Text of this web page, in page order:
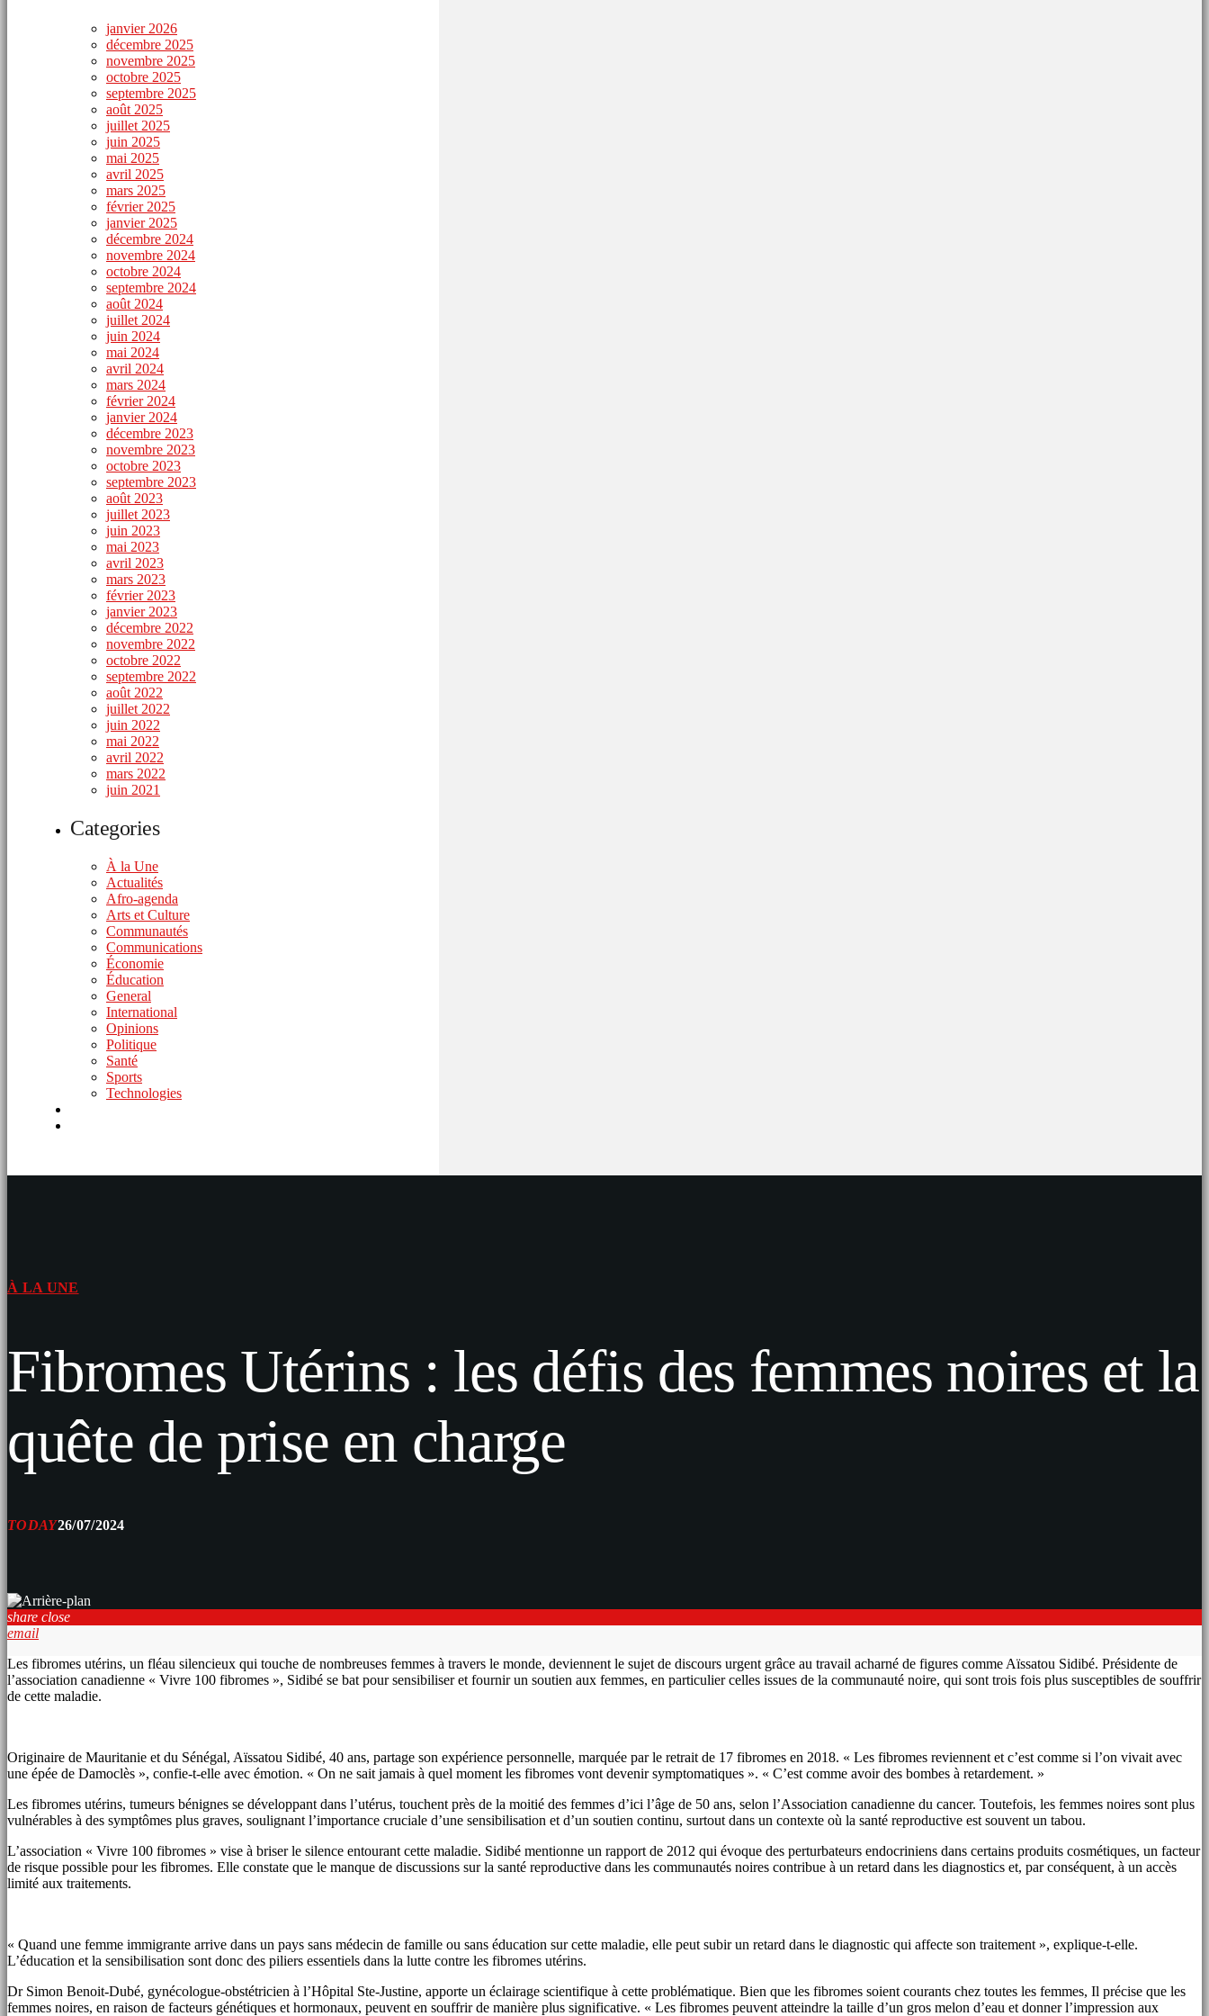
janvier 2026
décembre 2025
novembre 2025
octobre 2025
septembre 2025
août 2025
juillet 2025
juin 2025
mai 2025
avril 2025
mars 2025
février 2025
janvier 2025
décembre 2024
novembre 2024
octobre 2024
septembre 2024
août 2024
juillet 2024
juin 2024
mai 2024
avril 2024
mars 2024
février 2024
janvier 2024
décembre 2023
novembre 2023
octobre 2023
septembre 2023
août 2023
juillet 2023
juin 2023
mai 2023
avril 2023
mars 2023
février 2023
janvier 2023
décembre 2022
novembre 2022
octobre 2022
septembre 2022
août 2022
juillet 2022
juin 2022
mai 2022
avril 2022
mars 2022
juin 2021
Categories
À la Une
Actualités
Afro-agenda
Arts et Culture
Communautés
Communications
Économie
Éducation
General
International
Opinions
Politique
Santé
Sports
Technologies
À LA UNE
Fibromes Utérins : les défis des femmes noires et la
quête de prise en charge
TODAY26/07/2024
share close
email
Les fibromes utérins, un fléau silencieux qui touche de nombreuses femmes à travers le monde, deviennent le sujet de discours urgent grâce au travail acharné de figures comme Aïssatou Sidibé. Présidente de
l’association canadienne « Vivre 100 fibromes », Sidibé se bat pour sensibiliser et fournir un soutien aux femmes, en particulier celles issues de la communauté noire, qui sont trois fois plus susceptibles de souffrir
de cette maladie.
Originaire de Mauritanie et du Sénégal, Aïssatou Sidibé, 40 ans, partage son expérience personnelle, marquée par le retrait de 17 fibromes en 2018. « Les fibromes reviennent et c’est comme si l’on vivait avec
une épée de Damoclès », confie-t-elle avec émotion. « On ne sait jamais à quel moment les fibromes vont devenir symptomatiques ». « C’est comme avoir des bombes à retardement. »
Les fibromes utérins, tumeurs bénignes se développant dans l’utérus, touchent près de la moitié des femmes d’ici l’âge de 50 ans, selon l’Association canadienne du cancer. Toutefois, les femmes noires sont plus
vulnérables à des symptômes plus graves, soulignant l’importance cruciale d’une sensibilisation et d’un soutien continu, surtout dans un contexte où la santé reproductive est souvent un tabou.
L’association « Vivre 100 fibromes » vise à briser le silence entourant cette maladie. Sidibé mentionne un rapport de 2012 qui évoque des perturbateurs endocriniens dans certains produits cosmétiques, un facteur
de risque possible pour les fibromes. Elle constate que le manque de discussions sur la santé reproductive dans les communautés noires contribue à un retard dans les diagnostics et, par conséquent, à un accès
limité aux traitements.
« Quand une femme immigrante arrive dans un pays sans médecin de famille ou sans éducation sur cette maladie, elle peut subir un retard dans le diagnostic qui affecte son traitement », explique-t-elle.
L’éducation et la sensibilisation sont donc des piliers essentiels dans la lutte contre les fibromes utérins.
Dr Simon Benoit-Dubé, gynécologue-obstétricien à l’Hôpital Ste-Justine, apporte un éclairage scientifique à cette problématique. Bien que les fibromes soient courants chez toutes les femmes, Il précise que les
femmes noires, en raison de facteurs génétiques et hormonaux, peuvent en souffrir de manière plus significative. « Les fibromes peuvent atteindre la taille d’un gros melon d’eau et donner l’impression aux